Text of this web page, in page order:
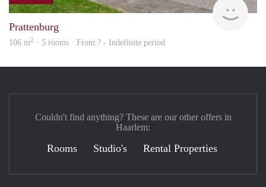
Prattenburg
106 m2 · 5 rooms · From ? - Indefinite period
Couldn't find anything? These are our other offers in
Haarlem:
Rooms Studio's Rental Properties